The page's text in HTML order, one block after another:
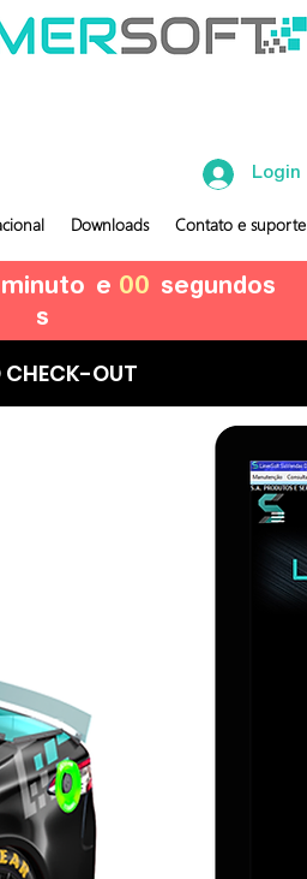
Login
Downloads Contato e suporte
minuto
s
e 00 segundos
CHECK-OUT